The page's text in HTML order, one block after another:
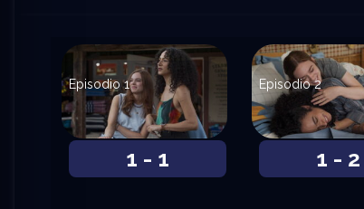
1 - 1
Episodio 1
1 - 2
Episodio 2